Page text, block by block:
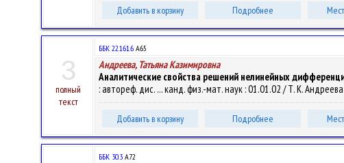
Добавить в корзину Подробнее
3
полный
текст
ББК 22.161.6 А65
Андреева, Татьяна Казимировна
Аналитические свойства решений нелинейных
: автореф. дис. ... канд. физ.-мат. наук : 01.01.02 / Т. К.
Добавить в корзину Подробнее
ББК 30.3 А72